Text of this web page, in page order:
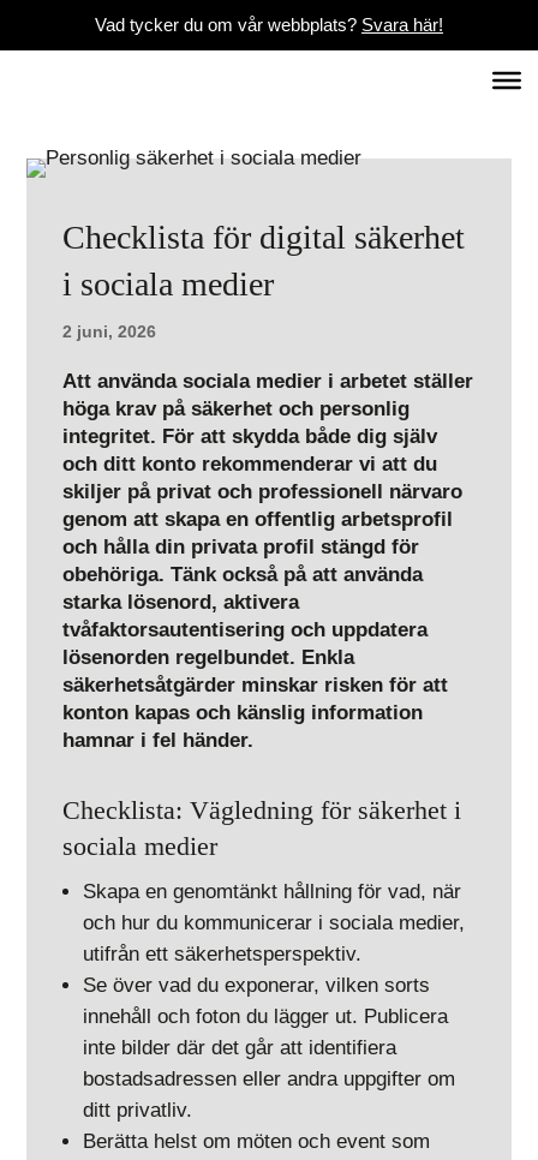
Vad tycker du om vår webbplats? Svara här!
Checklista för digital säkerhet
i sociala medier
2 juni, 2026
Att använda sociala medier i arbetet ställer
höga krav på säkerhet och personlig
integritet. För att skydda både dig själv
och ditt konto rekommenderar vi att du
skiljer på privat och professionell närvaro
genom att skapa en offentlig arbetsprofil
och hålla din privata profil stängd för
obehöriga. Tänk också på att använda
starka lösenord, aktivera
tvåfaktorsautentisering och uppdatera
lösenorden regelbundet. Enkla
säkerhetsåtgärder minskar risken för att
konton kapas och känslig information
hamnar i fel händer.
Checklista: Vägledning för säkerhet i
sociala medier
Skapa en genomtänkt hållning för vad, när
och hur du kommunicerar i sociala medier,
utifrån ett säkerhetsperspektiv.
Se över vad du exponerar, vilken sorts
innehåll och foton du lägger ut. Publicera
inte bilder där det går att identifiera
bostadsadressen eller andra uppgifter om
ditt privatliv.
Berätta helst om möten och event som